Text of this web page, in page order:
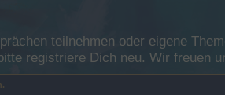
teilnehmen oder eigene
registriere Dich neu. Wir freuen